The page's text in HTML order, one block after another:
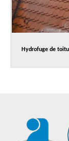
Hydrofuge de